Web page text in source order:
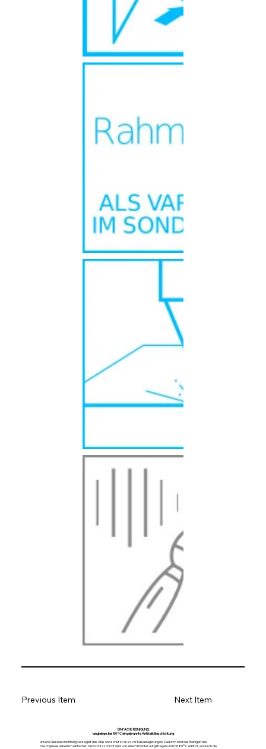
Next Item
Previous Item
EINFACHE REINIGUNG
langlebige, bei 80°C eingebrannte Antikalk Beschichtung
Unsere Glasbeschichtung versiegelt das Glas und schützt es so vor Kalkablagerungen. Dadurch wird das Reinigen des
Duschglases erheblich einfacher. Die Schutzschicht wird von einem Roboter aufgetragen und mit 80°C erhitzt, wodurch die